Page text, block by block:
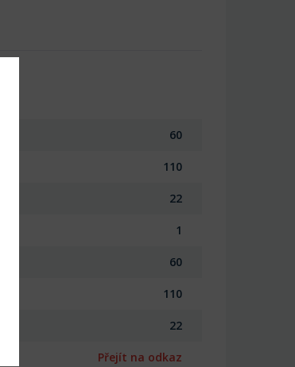
60
110
22
1
60
110
22
Přejít na odkaz